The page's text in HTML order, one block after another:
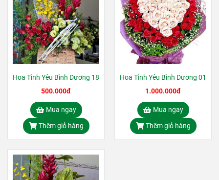
Hoa Tình Yêu Bình Dương 18
500.000đ
Mua ngay
Thêm giỏ hàng
Hoa Tình Yêu Bình Dương 01
1.000.000đ
Mua ngay
Thêm giỏ hàng